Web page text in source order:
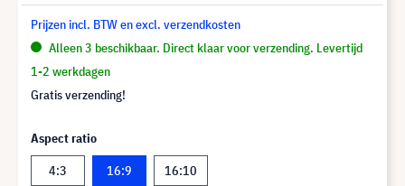
Prijzen incl. BTW en excl. verzendkosten
Alleen 3 beschikbaar. Direct klaar voor verzending. Levertijd
1-2 werkdagen
Gratis verzending!
Aspect ratio
4:3
16:9 16:10